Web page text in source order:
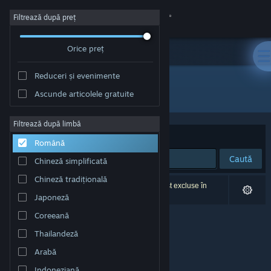
Conectează-te
Despre
Asistență
Schimbă limba
Vezi site în versiunea pentru desktop
Filtrează după preț
Orice preț
Reduceri și evenimente
Ascunde articolele gratuite
Filtrează după limbă
Română
Chineză simplificată
Chineză tradițională
Japoneză
Coreeană
Thailandeză
Arabă
Toate produsele
Sortează după Relevanță
Caută
0 rezultate corespund căutării tale. 2 titluri au fost excluse în
funcție de preferințele tale.